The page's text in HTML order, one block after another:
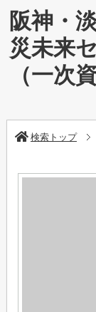
阪神・
災未来
（一次
検索トップ